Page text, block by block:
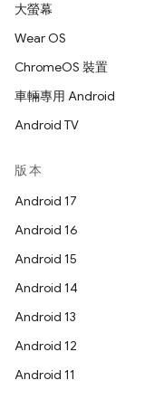
大螢幕
Wear OS
ChromeOS 裝置
車輛專用 Android
Android TV
版本
Android 17
Android 16
Android 15
Android 14
Android 13
Android 12
Android 11